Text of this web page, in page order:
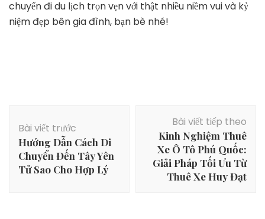
chuyến đi du lịch trọn vẹn với thật nhiều niềm vui và kỷ
niệm đẹp bên gia đình, bạn bè nhé!
hướng
bài
viết
Bài viết trước
Hướng Dẫn Cách Di
Chuyển Đến Tây Yên
Tử Sao Cho Hợp Lý
Bài viết tiếp theo
Kinh Nghiệm Thuê
Xe Ô Tô Phú Quốc:
Giải Pháp Tối Ưu Từ
Thuê Xe Huy Đạt